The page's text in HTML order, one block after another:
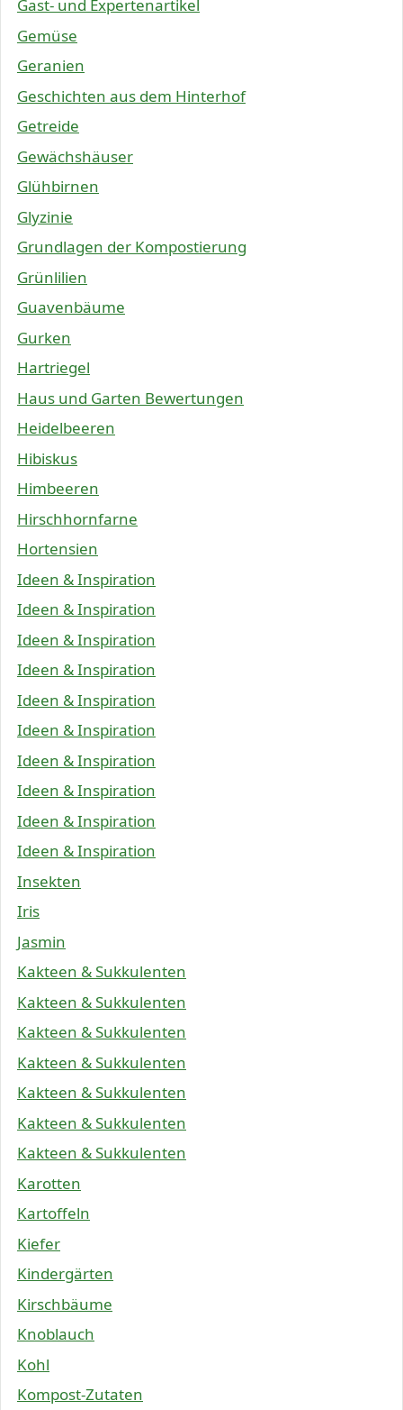
Gast- und Expertenartikel
Gemüse
Geranien
Geschichten aus dem Hinterhof
Getreide
Gewächshäuser
Glühbirnen
Glyzinie
Grundlagen der Kompostierung
Grünlilien
Guavenbäume
Gurken
Hartriegel
Haus und Garten Bewertungen
Heidelbeeren
Hibiskus
Himbeeren
Hirschhornfarne
Hortensien
Ideen & Inspiration
Ideen & Inspiration
Ideen & Inspiration
Ideen & Inspiration
Ideen & Inspiration
Ideen & Inspiration
Ideen & Inspiration
Ideen & Inspiration
Ideen & Inspiration
Ideen & Inspiration
Insekten
Iris
Jasmin
Kakteen & Sukkulenten
Kakteen & Sukkulenten
Kakteen & Sukkulenten
Kakteen & Sukkulenten
Kakteen & Sukkulenten
Kakteen & Sukkulenten
Kakteen & Sukkulenten
Karotten
Kartoffeln
Kiefer
Kindergärten
Kirschbäume
Knoblauch
Kohl
Kompost-Zutaten